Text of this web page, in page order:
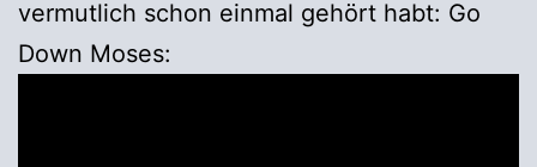
vermutlich schon einmal gehört habt: Go
Down Moses: